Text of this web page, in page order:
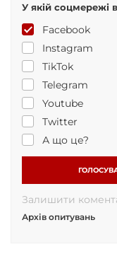
У якій соцмережі
Facebook
Instagram
TikTok
Telegram
Youtube
Twitter
А що це?
Залишити
Архів опитувань